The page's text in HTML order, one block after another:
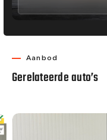
Aanbod
Gerelateerde auto’s